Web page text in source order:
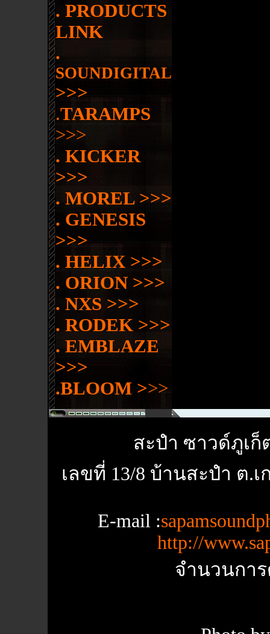
. PRODUCTS
LINK
.
SOUNDIGITAL
>>>
.TARAMPS
>>>
. KICKER
>>>
. MOREL>>>
. GENESIS
>>>
. HELIX >>>
. ORION>>>
. NXS>>>
. RODEK>>>
. EMBLAZE
>>>
.BLOOM >>>
สะปำ ซาวด์ภูเก็ต
เลขที่ 13/8 บ้านสะปำ ต.เ
E-mail :
http://
จำนวนกา